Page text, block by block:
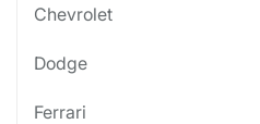
Chevrolet
Dodge
Ferrari